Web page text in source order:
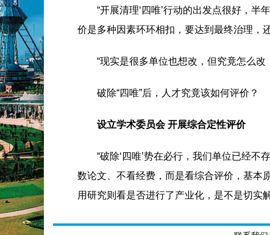
“开展清理‘四唯’行动的出发点很好，
价是多种因素环环相扣，要达到最终治理，
“现实是很多单位也想改，但究竟怎么
破除“四唯”后，人才究竟该如何评价？
设立学术委员会 开展综合定性评价
“破除‘四唯’势在必行，我们单位已经
数论文、不看经费，而是看综合评价，基本
用研究则看是否进行了产业化，是不是切实
刘中民表示，化物所研究人员都采用统